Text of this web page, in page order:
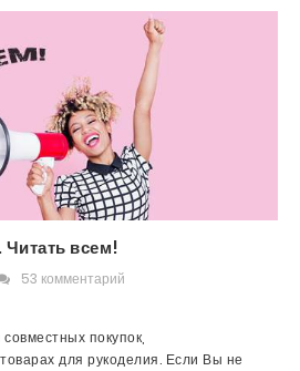
всем!
53 комментарий
покупок,
для рукоделия. Если Вы не